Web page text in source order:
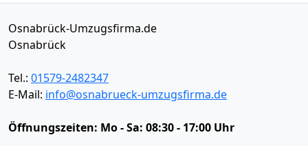
Osnabrück-Umzugsfirma.de
Osnabrück
Tel.: 01579-2482347
E-Mail: info@osnabrueck-umzugsfirma.de
Öffnungszeiten: Mo - Sa: 08:30 - 17:00 Uhr